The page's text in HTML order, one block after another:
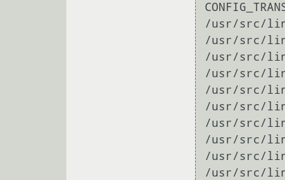
/usr/src/
/usr/src/
/usr/src/
/usr/src/
/usr/src/
/usr/src/
/usr/src/
/usr/src/
/usr/src/
/usr/src/